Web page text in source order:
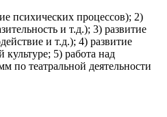
психических процессов); 2)
и т.д.); 3) развитие
и т.д.); 4) развитие
культуре; 5) работа над
по театральной деятельности